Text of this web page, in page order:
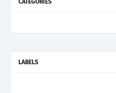
CATEGORIES
LABELS